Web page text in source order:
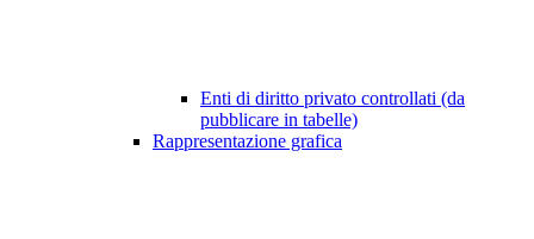
Enti di diritto privato controllati (da
pubblicare in tabelle)
Rappresentazione grafica